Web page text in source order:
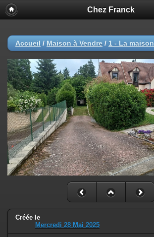
Chez Franck
Accueil / Maison à Vendre / 1 - La maison
Créée le
Mercredi 28 Mai 2025